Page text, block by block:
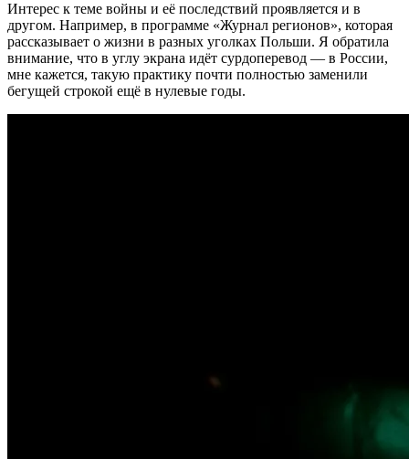
Интерес к теме войны и её последствий проявляется и в
другом. Например, в программе «Журнал регионов», которая
рассказывает о жизни в разных уголках Польши. Я обратила
внимание, что в углу экрана идёт сурдоперевод — в России,
мне кажется, такую практику почти полностью заменили
бегущей строкой ещё в нулевые годы.